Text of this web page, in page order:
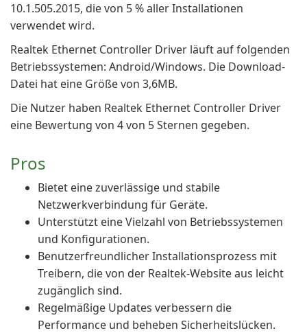
10.1.505.2015, die von 5 % aller Installationen
verwendet wird.
Realtek Ethernet Controller Driver läuft auf folgenden
Betriebssystemen: Android/Windows. Die Download-
Datei hat eine Größe von 3,6MB.
Die Nutzer haben Realtek Ethernet Controller Driver
eine Bewertung von 4 von 5 Sternen gegeben.
Pros
Bietet eine zuverlässige und stabile
Netzwerkverbindung für Geräte.
Unterstützt eine Vielzahl von Betriebssystemen
und Konfigurationen.
Benutzerfreundlicher Installationsprozess mit
Treibern, die von der Realtek-Website aus leicht
zugänglich sind.
Regelmäßige Updates verbessern die
Performance und beheben Sicherheitslücken.